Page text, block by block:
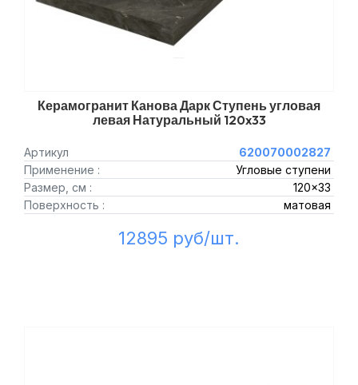
Керамогранит Канова Дарк Ступень угловая
левая Натуральный 120x33
Артикул
620070002827
Применение :
Угловые ступени
Размер, см :
120x33
Поверхность :
матовая
12895 руб/шт.